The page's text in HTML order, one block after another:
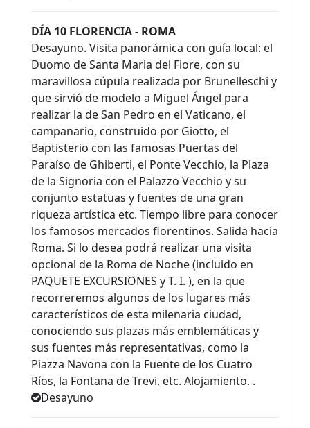
DÍA 10 FLORENCIA - ROMA
Desayuno. Visita panorámica con guía local: el
Duomo de Santa Maria del Fiore, con su
maravillosa cúpula realizada por Brunelleschi y
que sirvió de modelo a Miguel Ángel para
realizar la de San Pedro en el Vaticano, el
campanario, construido por Giotto, el
Baptisterio con las famosas Puertas del
Paraíso de Ghiberti, el Ponte Vecchio, la Plaza
de la Signoria con el Palazzo Vecchio y su
conjunto estatuas y fuentes de una gran
riqueza artística etc. Tiempo libre para conocer
los famosos mercados florentinos. Salida hacia
Roma. Si lo desea podrá realizar una visita
opcional de la Roma de Noche (incluido en
PAQUETE EXCURSIONES y T. I. ), en la que
recorreremos algunos de los lugares más
característicos de esta milenaria ciudad,
conociendo sus plazas más emblemáticas y
sus fuentes más representativas, como la
Piazza Navona con la Fuente de los Cuatro
Ríos, la Fontana de Trevi, etc. Alojamiento. .
Desayuno